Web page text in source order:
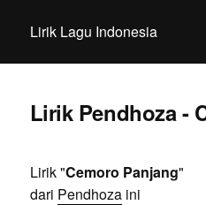
Lirik Lagu Indonesia
Lirik Pendhoza -
Lirik "Cemoro Panjang"
dari Pendhozaini